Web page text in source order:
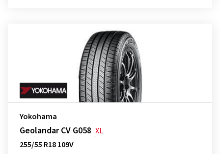
Yokohama
Geolandar CV G058 XL
255/55 R18 109V